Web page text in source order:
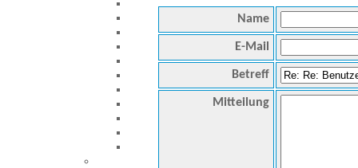
Name
E-Mail
Betreff
Mitteilung